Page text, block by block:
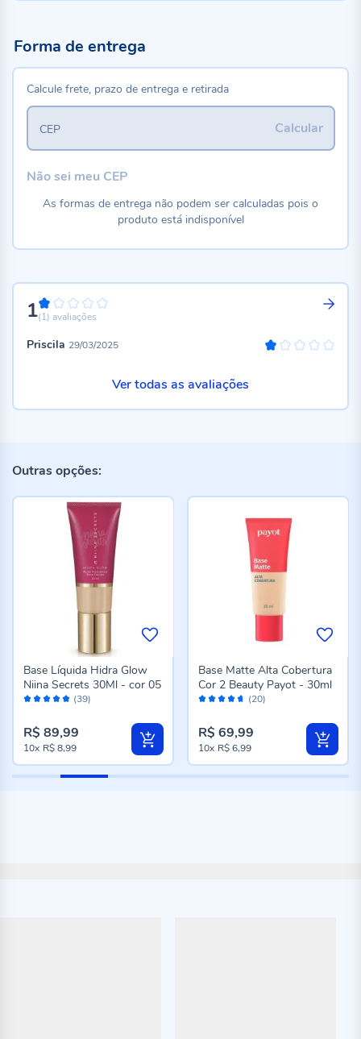
120%
(1) avaliações
Priscila 29/03/2025
Ver todas as avaliações
Forma de entrega
Calcule frete, prazo de entrega e retirada
Calcular
CEP
Não sei meu CEP
As formas de entrega não podem ser calculadas pois o
produto está indisponível
Outras opções:
Avaliação: (39)
Base Líquida Hidra Glow
Niina Secrets 30Ml - cor 05
R$ 89,99
10x R$ 8,99
Avaliação: (20)
Base Matte Alta Cobertura
Cor 2 Beauty Payot - 30ml
R$ 69,99
10x R$ 6,99